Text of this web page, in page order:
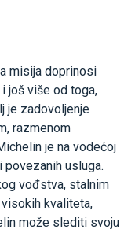
misija doprinosi
još više od toga,
je zadovoljenje
razmenom
je na vodećoj
usluga.
vođstva, stalnim
kvaliteta,
može slediti svoju